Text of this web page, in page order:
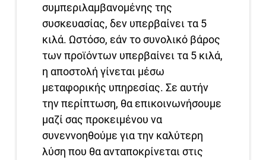
συμπεριλαμβανομένης της
συσκευασίας, δεν υπερβαίνει τα 5
κιλά. Ωστόσο, εάν το συνολικό βάρος
των προϊόντων υπερβαίνει τα 5 κιλά,
η αποστολή γίνεται μέσω
μεταφορικής υπηρεσίας. Σε αυτήν
την περίπτωση, θα επικοινωνήσουμε
μαζί σας προκειμένου να
συνεννοηθούμε για την καλύτερη
λύση που θα ανταποκρίνεται στις